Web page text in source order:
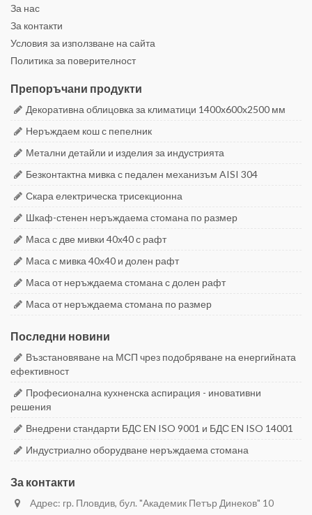
За нас
За контакти
Условия за използване на сайта
Политика за поверителност
Препоръчани продукти
Декоративна облицовка за климатици 1400x600x2500 мм
Неръждаем кош с пепелник
Метални детайли и изделия за индустрията
Безконтактна мивка с педален механизъм AISI 304
Скара електрическа трисекционна
Шкаф-стенен неръждаема стомана по размер
Маса с две мивки 40х40 с рафт
Маса с мивка 40х40 и долен рафт
Маса от неръждаема стомана с долен рафт
Маса от неръждаема стомана по размер
Последни новини
Възстановяване на МСП чрез подобряване на енергийната
ефективност
Професионална кухненска аспирация - иновативни
решения
Внедрени стандарти БДС EN ISO 9001 и БДС EN ISO 14001
Индустриално оборудване неръждаема стомана
За контакти
Адрес: гр. Пловдив, бул. "Академик Петър Динеков" 10